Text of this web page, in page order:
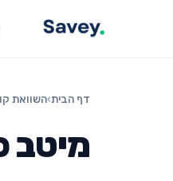
דף הבית›השוואת
מיטב